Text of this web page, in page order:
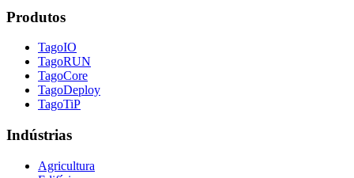
Produtos
TagoIO
TagoRUN
TagoCore
TagoDeploy
TagoTiP
Indústrias
Agricultura